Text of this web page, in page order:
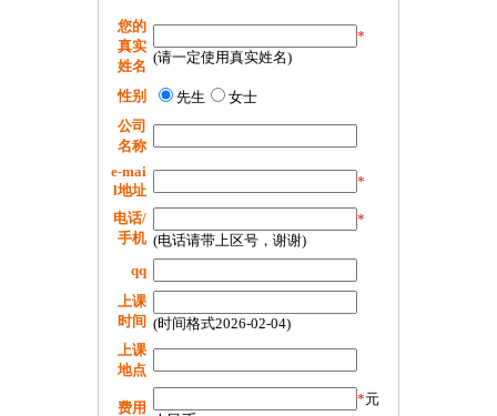
您的
真实
姓名
*
(请一定使用真实姓名)
性别 先生
女士
公司
名称
e-mai
l地址
*
电话/
手机
*
(电话请带上区号，谢谢)
qq
上课
时间 (时间格式2026-02-04)
上课
地点
费用
*元